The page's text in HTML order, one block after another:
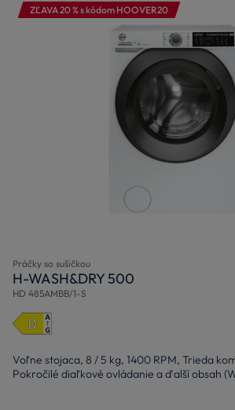
ZĽAVA 20 % s kódom HOOVER20
Práčky so sušičkou
H-WASH&DRY 500
HD 485AMBB/1-S
Voľne stojaca, 8 / 5 kg, 1400 RPM, Trieda
Pokročilé diaľkové ovládanie a ďalší obsah